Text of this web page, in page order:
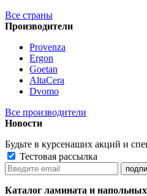
Все страны
Производители
Provenza
Ergon
Goetan
AltaСera
Dvomo
Все производители
Новости
Будьте в курсенаших акций и
Тестовая рассылка
Каталог ламината и